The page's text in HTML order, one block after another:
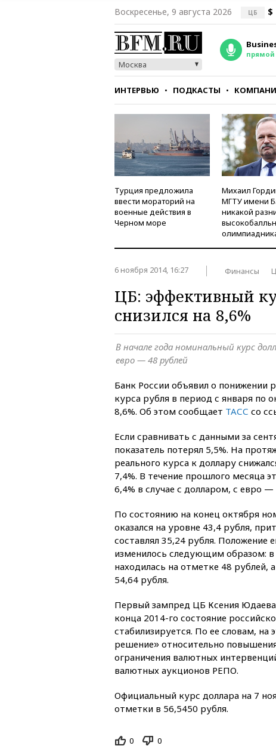
Воскресенье, 9 августа 2026 ЦБ $
Москва
прямой
ИНТЕРВЬЮ ПОДКАСТЫ
СТИЛЬ ТЕСТЫ
Турция предложила
ввести мораторий на
военные действия в
Черном море
Михаил
МГТУ имени
никакой
6 ноября 2014, 16:27 Финансы
ЦБ: эффективный
снизился на 8,6%
В начале года номинальный курс
евро — 48 рублей
Банк России объявил о понижении
курса рубля в период с января по
8,6%. Об этом сообщает ТАСС со
Если сравнивать с данными за
показатель потерял 5,5%. На
реального курса к доллару
7,4%. В течение прошлого месяца
6,4% в случае с долларом, с евро —
По состоянию на конец октября
оказался на уровне 43,4 рубля,
составлял 35,24 рубля. Положение
изменилось следующим образом: в
находилась на отметке 48 рублей,
54,64 рубля.
Первый зампред ЦБ Ксения
конца 2014-го состояние
стабилизируется. По ее словам, на
решение» относительно
ограничения валютных
валютных аукционов РЕПО.
Официальный курс доллара на 7
отметки в 56,5450 рубля.
0 0